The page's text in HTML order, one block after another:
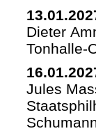
Dieter
Tonhalle-
Jules